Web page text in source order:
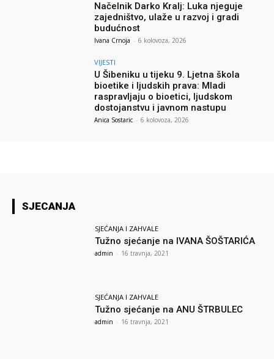
Načelnik Darko Kralj: Luka njeguje
zajedništvo, ulaže u razvoj i gradi
budućnost
Ivana Crnoja - 6 kolovoza, 2026
VIJESTI
U Šibeniku u tijeku 9. Ljetna škola
bioetike i ljudskih prava: Mladi
raspravljaju o bioetici, ljudskom
dostojanstvu i javnom nastupu
Anica Sostaric - 6 kolovoza, 2026
SJECANJA
SJEĆANJA I ZAHVALE
Tužno sjećanje na IVANA ŠOŠTARIĆA
admin - 16 travnja, 2021
SJEĆANJA I ZAHVALE
Tužno sjećanje na ANU ŠTRBULEC
admin - 16 travnja, 2021